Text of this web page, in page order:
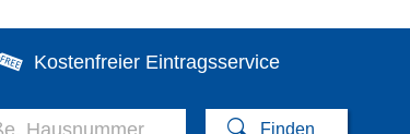
Kostenfreier Eintragsservice